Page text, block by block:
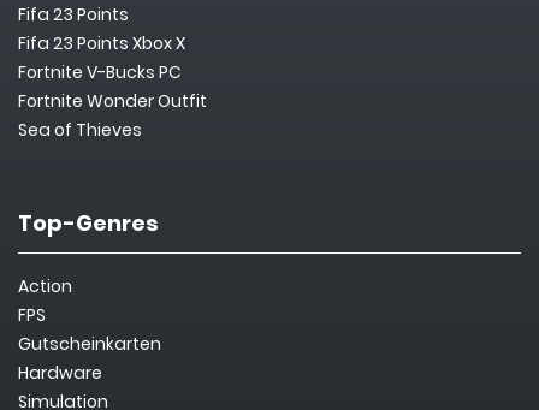
Fifa 23 Points
Fifa 23 Points Xbox X
Fortnite V-Bucks PC
Fortnite Wonder Outfit
Sea of Thieves
Top-Genres
Action
FPS
Gutscheinkarten
Hardware
Simulation